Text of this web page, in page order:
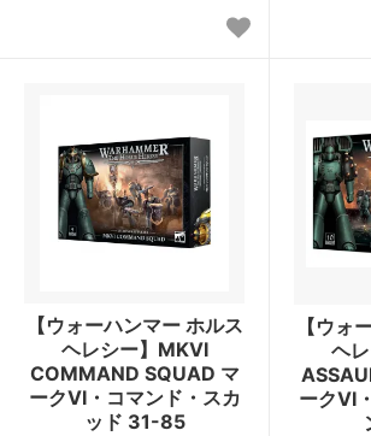
【ウォーハンマー ホルス
ヘレシー】MKVI
COMMAND SQUAD マ
ークVI・コマンド・スカ
ッド 31-85
【ウォ
ヘ
ークVI